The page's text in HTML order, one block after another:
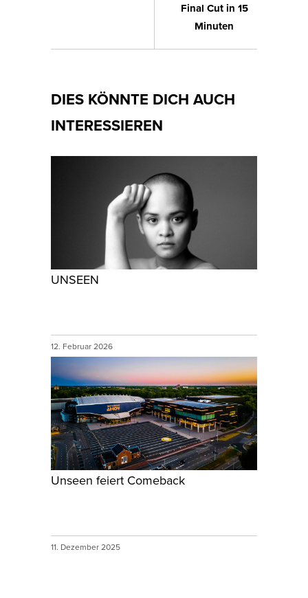
Final Cut in 15
Minuten
DIES KÖNNTE DICH AUCH
INTERESSIEREN
UNSEEN
12. Februar 2026
Unseen feiert Comeback
11. Dezember 2025